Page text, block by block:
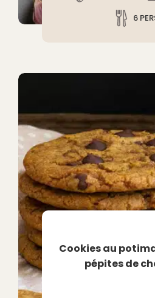
6
Cookies au
pépites de